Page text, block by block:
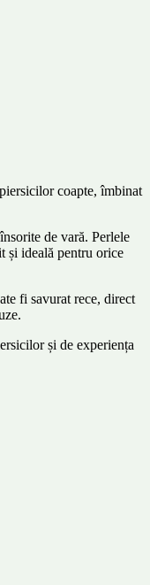
coapte, îmbinat
de vară. Perlele
și ideală pentru orice
fi savurat rece, direct
și de experiența